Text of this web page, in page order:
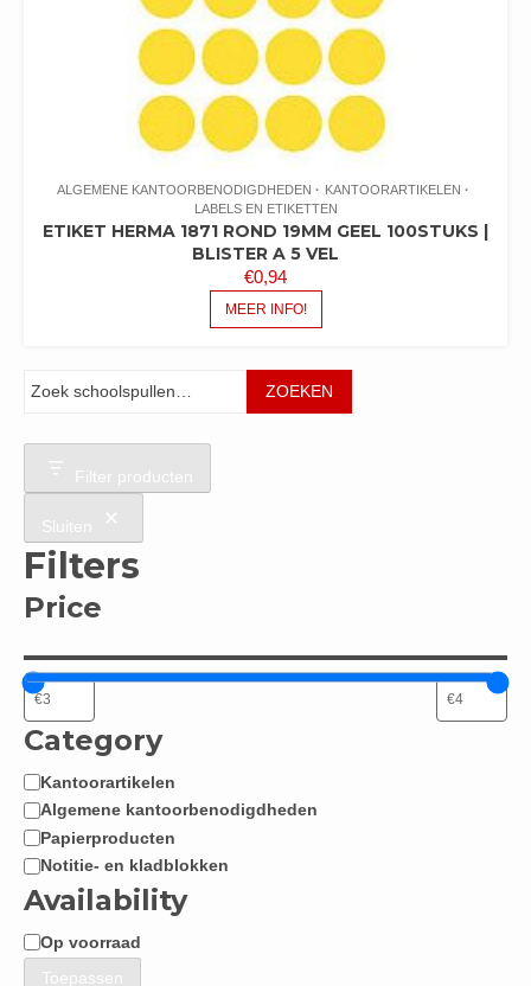
ALGEMENE KANTOORBENODIGDHEDEN
KANTOORARTIKELEN
LABELS EN ETIKETTEN
ETIKET HERMA 1871 ROND 19MM GEEL 100STUKS |
BLISTER A 5 VEL
€0,94
MEER INFO!
ZOEKEN
Filter producten
Sluiten
Filters
Price
Category
Categorie
Kantoorartikelen
Algemene kantoorbenodigdheden
Papierproducten
Notitie- en kladblokken
Availability
Beschikbaarheid
Op voorraad
Toepassen